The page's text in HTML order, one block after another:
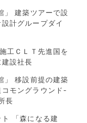
」 建築ツアーで設
計グループダイ
工ＣＬＴ先進国を
設社長
」 移設前提の建築
モングラウンド-
長
「森になる建